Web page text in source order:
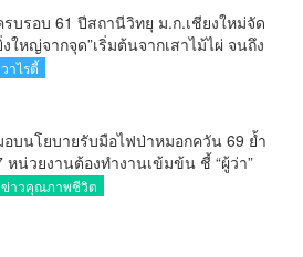
รบรอบ 61 ปีสถานีวิทยุ ม.ก.เชียงใหม่จัด
งใหญ่จากจุด”เริ่มต้นจากเสาไม้ไผ่ จนถึง
วันที่มี KURplus ในวันนี้”
วาไรตี้
อบนโยบายรับมือไฟป่าหมอกควัน 69 ย้ำ
หน่วยงานต้องทำงานเข้มข้น ชี้ “ผู้ว่า”
คีย์แมนสำคัญทำปัญหาลด
ข่าวคุณภาพชีวิต